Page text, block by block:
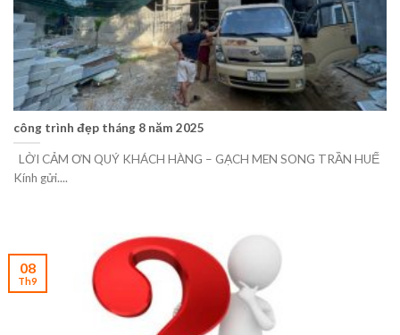
công trình đẹp tháng 8 năm 2025
LỜI CẢM ƠN QUÝ KHÁCH HÀNG – GẠCH MEN SONG TRẦN HUẾ
Kính gửi....
08
Th9